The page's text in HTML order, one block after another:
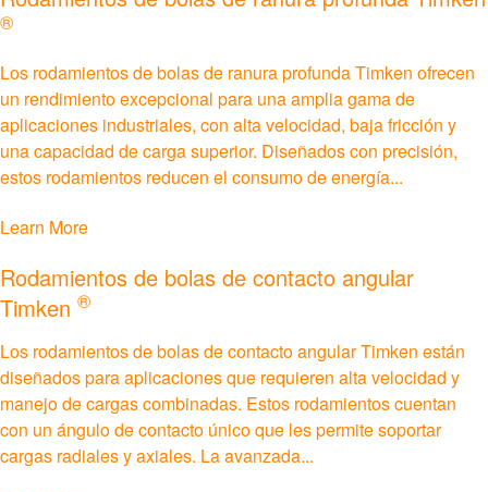
Lovejoy Acoplamientos
Torsional Control Acoplamientos
Engranajes industriales
Engranajes de precisión
Movimiento lineal
Sistemas de lubricación y filtración
®
Los rodamientos de bolas de ranura profunda Timken ofrecen
un rendimiento excepcional para una amplia gama de
aplicaciones industriales, con alta velocidad, baja fricción y
una capacidad de carga superior. Diseñados con precisión,
estos rodamientos reducen el consumo de energía...
Learn More
Rodamientos de bolas de contacto angular
Timken ®
Los rodamientos de bolas de contacto angular Timken están
diseñados para aplicaciones que requieren alta velocidad y
manejo de cargas combinadas. Estos rodamientos cuentan
con un ángulo de contacto único que les permite soportar
cargas radiales y axiales. La avanzada...